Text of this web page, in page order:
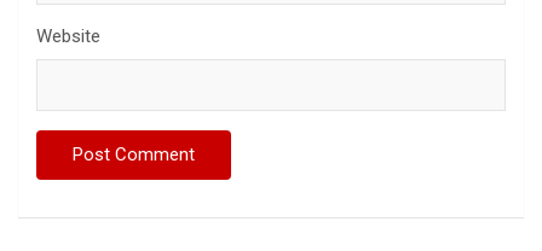
Website